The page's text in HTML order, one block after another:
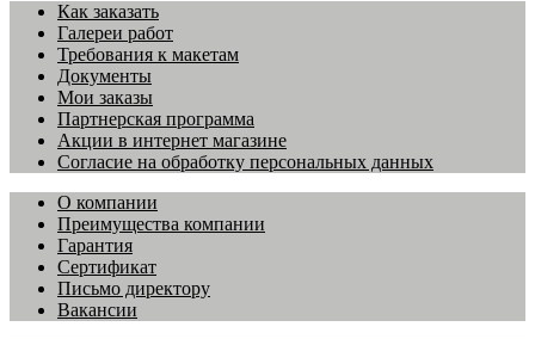
Как заказать
Галереи работ
Требования к макетам
Документы
Мои заказы
Партнерская программа
Акции в интернет магазине
Согласие на обработку персональных данных
О компании
Преимущества компании
Гарантия
Сертификат
Письмо директору
Вакансии